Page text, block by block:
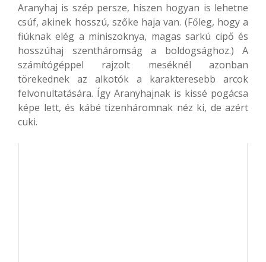
Aranyhaj is szép persze, hiszen hogyan is lehetne
csúf, akinek hosszú, szőke haja van. (Főleg, hogy a
fiúknak elég a miniszoknya, magas sarkú cipő és
hosszúhaj szentháromság a boldogsághoz.) A
számítógéppel rajzolt meséknél azonban
törekednek az alkotók a karakteresebb arcok
felvonultatására. Így Aranyhajnak is kissé pogácsa
képe lett, és kábé tizenháromnak néz ki, de azért
cuki.